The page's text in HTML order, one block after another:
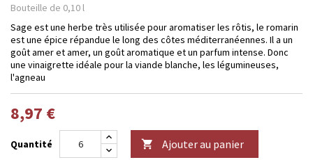
Bouteille de 0,10 l
Sage est une herbe très utilisée pour aromatiser les rôtis, le romarin
est une épice répandue le long des côtes méditerranéennes. Il a un
goût amer et amer, un goût aromatique et un parfum intense. Donc
une vinaigrette idéale pour la viande blanche, les légumineuses,
l'agneau
8,97 €
Quantité  Ajouter au panier